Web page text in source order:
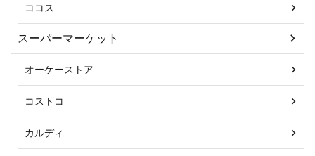
ココス
スーパーマーケット
オーケーストア
コストコ
カルディ